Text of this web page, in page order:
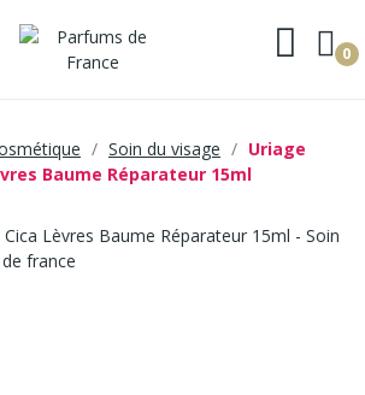
0
Soin du visage
Uriage
Baume Réparateur 15ml